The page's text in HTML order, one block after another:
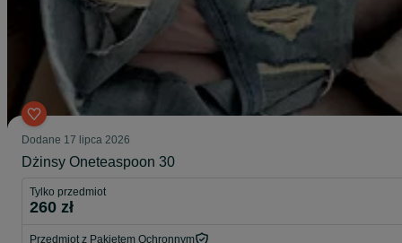
Dodane 17 lipca 2026
Dżinsy Oneteaspoon 30
Tylko przedmiot
260 zł
Przedmiot z Pakietem Ochronnym